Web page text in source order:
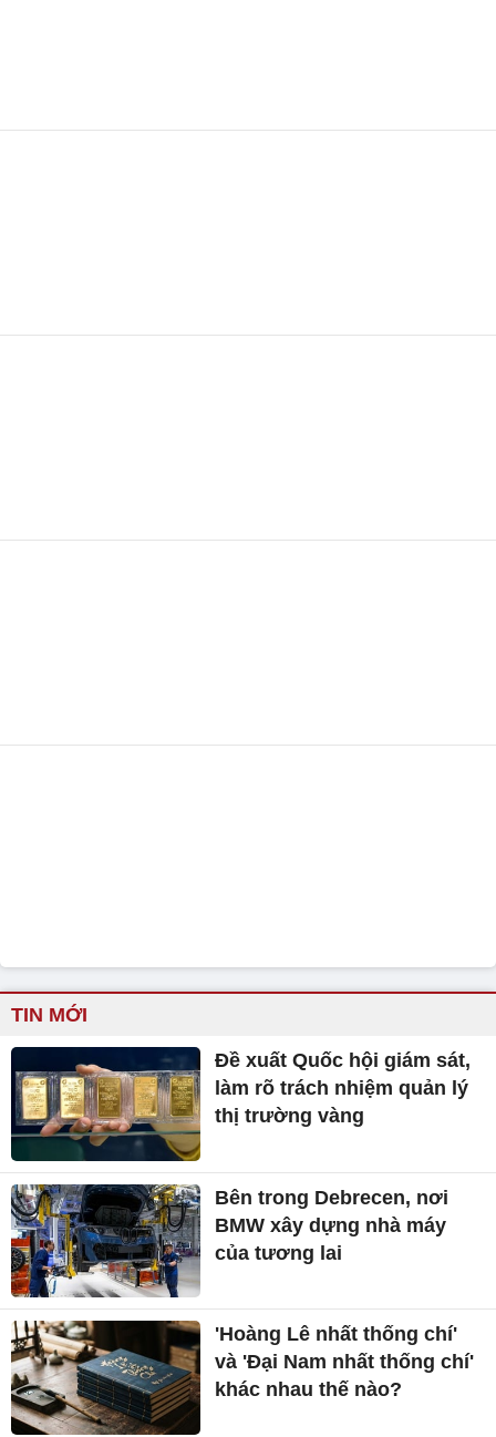
TIN MỚI
Đề xuất Quốc hội giám sát,
làm rõ trách nhiệm quản lý
thị trường vàng
Bên trong Debrecen, nơi
BMW xây dựng nhà máy
của tương lai
'Hoàng Lê nhất thống chí'
và 'Đại Nam nhất thống chí'
khác nhau thế nào?